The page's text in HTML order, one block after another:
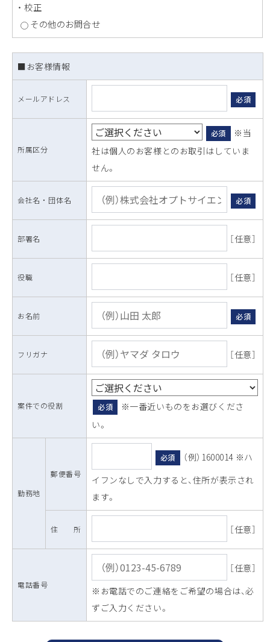
・ 校正
その他のお問合せ
■お客様情報
メールアドレス 必須
所属区分
必須
※当
社は個人のお客様とのお取引はしていま
せん。
会社名 ・ 団体名 必須
部署名 ［任意］
役職 ［任意］
お名前 必須
フリガナ ［任意］
案件での役割 必須
※一番近いものをお選びくださ
い。
勤務地
郵便番号
必須
（例）1600014 ※ハ
イフンなしで入力すると、住所が表示され
ます。
住 所 ［任意］
電話番号
［任意］
※お電話でのご連絡をご希望の場合は、必
ずご入力ください。